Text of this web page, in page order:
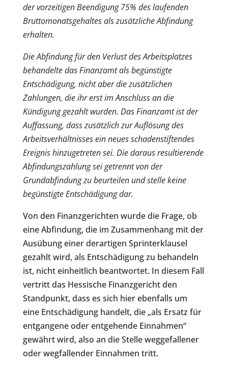
der vorzeitigen Beendigung 75% des laufenden
Bruttomonatsgehaltes als zusätzliche Abfindung
erhalten.
Die Abfindung für den Verlust des Arbeitsplatzes
behandelte das Finanzamt als begünstigte
Entschädigung, nicht aber die zusätzlichen
Zahlungen, die ihr erst im Anschluss an die
Kündigung gezahlt wurden. Das Finanzamt ist der
Auffassung, dass zusätzlich zur Auflösung des
Arbeitsverhältnisses ein neues schadenstiftendes
Ereignis hinzugetreten sei. Die daraus resultierende
Abfindungszahlung sei getrennt von der
Grundabfindung zu beurteilen und stelle keine
begünstigte Entschädigung dar.
Von den Finanzgerichten wurde die Frage, ob
eine Abfindung, die im Zusammenhang mit der
Ausübung einer derartigen Sprinterklausel
gezahlt wird, als Entschädigung zu behandeln
ist, nicht einheitlich beantwortet. In diesem Fall
vertritt das Hessische Finanzgericht den
Standpunkt, dass es sich hier ebenfalls um
eine Entschädigung handelt, die „als Ersatz für
entgangene oder entgehende Einnahmen“
gewährt wird, also an die Stelle weggefallener
oder wegfallender Einnahmen tritt.